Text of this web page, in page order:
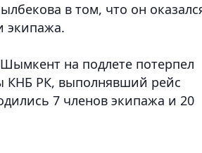
в том, что он
экипажа.
на подлете потерпел
КНБ РК, выполнявший рейс
7 членов экипажа и 20